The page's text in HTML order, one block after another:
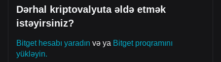
Dərhal kriptovalyuta əldə etmək
istəyirsiniz?
Bitget hesabı yaradın və ya Bitget proqramını
yükləyin.